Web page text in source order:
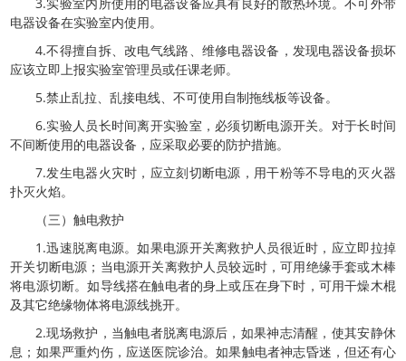
电器设备在实验室内使用。
4.不得擅自拆、改电气线路、维修电器设备，发现电器设备损坏
应该立即上报实验室管理员或任课老师。
5.禁止乱拉、乱接电线、不可使用自制拖线板等设备。
6.实验人员长时间离开实验室，必须切断电源开关。对于长时间
不间断使用的电器设备，应采取必要的防护措施。
7.发生电器火灾时，应立刻切断电源，用干粉等不导电的灭火器
扑灭火焰。
（三）触电救护
1.迅速脱离电源。如果电源开关离救护人员很近时，应立即拉掉
开关切断电源；当电源开关离救护人员较远时，可用绝缘手套或木棒
将电源切断。如导线搭在触电者的身上或压在身下时，可用干燥木棍
及其它绝缘物体将电源线挑开。
2.现场救护，当触电者脱离电源后，如果神志清醒，使其安静休
息；如果严重灼伤，应送医院诊治。如果触电者神志昏迷，但还有心